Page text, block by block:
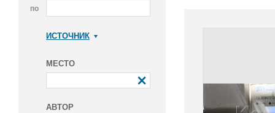
по
ИСТОЧНИК
МЕСТО
АВТОР